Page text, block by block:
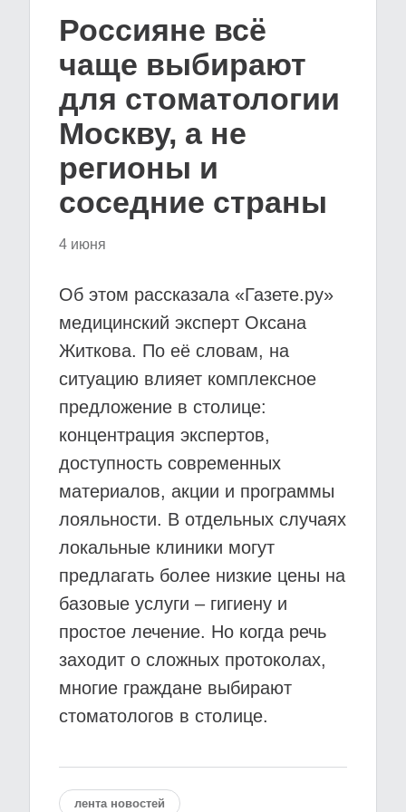
Россияне всё
чаще выбирают
для стоматологии
Москву, а не
регионы и
соседние страны
4 июня
Об этом рассказала «Газете.ру»
медицинский эксперт Оксана
Житкова. По её словам, на
ситуацию влияет комплексное
предложение в столице:
концентрация экспертов,
доступность современных
материалов, акции и программы
лояльности. В отдельных случаях
локальные клиники могут
предлагать более низкие цены на
базовые услуги – гигиену и
простое лечение. Но когда речь
заходит о сложных протоколах,
многие граждане выбирают
стоматологов в столице.
лента новостей